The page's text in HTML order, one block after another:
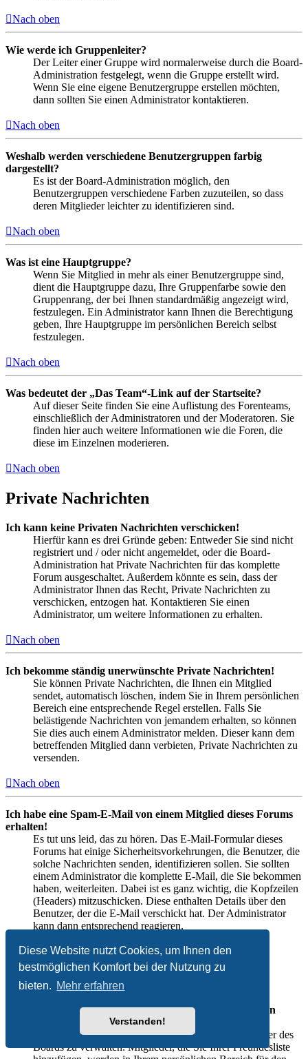
Diese Website nutzt Cookies, um Ihnen den
bestmöglichen Komfort bei der Nutzung zu
bieten. Mehr erfahren
Verstanden!
Nach oben
Wie werde ich Gruppenleiter?
Der Leiter einer Gruppe wird normalerweise durch die Board-
Administration festgelegt, wenn die Gruppe erstellt wird.
Wenn Sie eine eigene Benutzergruppe erstellen möchten,
dann sollten Sie einen Administrator kontaktieren.
Nach oben
Weshalb werden verschiedene Benutzergruppen farbig
dargestellt?
Es ist der Board-Administration möglich, den
Benutzergruppen verschiedene Farben zuzuteilen, so dass
deren Mitglieder leichter zu identifizieren sind.
Nach oben
Was ist eine Hauptgruppe?
Wenn Sie Mitglied in mehr als einer Benutzergruppe sind,
dient die Hauptgruppe dazu, Ihre Gruppenfarbe sowie den
Gruppenrang, der bei Ihnen standardmäßig angezeigt wird,
festzulegen. Ein Administrator kann Ihnen die Berechtigung
geben, Ihre Hauptgruppe im persönlichen Bereich selbst
festzulegen.
Nach oben
Was bedeutet der „Das Team“-Link auf der Startseite?
Auf dieser Seite finden Sie eine Auflistung des Forenteams,
einschließlich der Administratoren und der Moderatoren. Sie
finden hier auch weitere Informationen wie die Foren, die
diese im Einzelnen moderieren.
Nach oben
Private Nachrichten
Ich kann keine Privaten Nachrichten verschicken!
Hierfür kann es drei Gründe geben: Entweder Sie sind nicht
registriert und / oder nicht angemeldet, oder die Board-
Administration hat Private Nachrichten für das komplette
Forum ausgeschaltet. Außerdem könnte es sein, dass der
Administrator Ihnen das Recht, Private Nachrichten zu
verschicken, entzogen hat. Kontaktieren Sie einen
Administrator, um weitere Informationen zu erhalten.
Nach oben
Ich bekomme ständig unerwünschte Private Nachrichten!
Sie können Private Nachrichten, die Ihnen ein Mitglied
sendet, automatisch löschen, indem Sie in Ihrem persönlichen
Bereich eine entsprechende Regel erstellen. Falls Sie
belästigende Nachrichten von jemandem erhalten, so können
Sie dies auch einem Administrator melden. Dieser kann dem
betreffenden Mitglied dann verbieten, Private Nachrichten zu
versenden.
Nach oben
Ich habe eine Spam-E-Mail von einem Mitglied dieses Forums
erhalten!
Es tut uns leid, das zu hören. Das E-Mail-Formular dieses
Forums hat einige Sicherheitsvorkehrungen, die Benutzer, die
solche Nachrichten senden, identifizieren sollen. Sie sollten
einem Administrator die komplette E-Mail, die Sie bekommen
haben, weiterleiten. Dabei ist es ganz wichtig, die Kopfzeilen
(Headers) mitzuschicken. Diese enthalten Details über den
Benutzer, der die E-Mail verschickt hat. Der Administrator
kann dann entsprechend reagieren.
Nach oben
Freunde und ignorierte Mitglieder
Wozu benötige ich die Listen der Freunde und ignorierten
Sie können diese Listen benutzen, um andere Mitglieder des
Boards zu verwalten. Mitglieder, die Sie Ihrer Freundesliste